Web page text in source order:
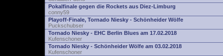
Pokalfinale gegen die Rockets aus Diez-Limburg
conny59
Playoff-Finale, Tornado Niesky - Schönheider Wölfe
Puckschubser
Tornado Niesky - EHC Berlin Blues am 17.02.2018
Kufenschoner
Tornado Niesky - Schönheider Wölfe am 03.02.2018
Kufenschoner